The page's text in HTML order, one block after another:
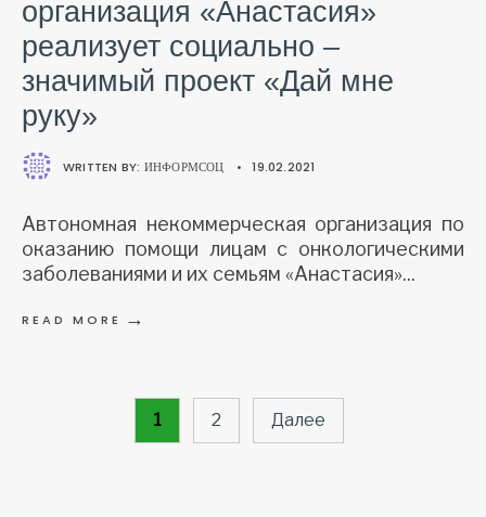
организация «Анастасия»
реализует социально –
значимый проект «Дай мне
руку»
WRITTEN BY: ИНФОРМСОЦ • 19.02.2021
Автономная некоммерческая организация по
оказанию помощи лицам с онкологическими
заболеваниями и их семьям «Анастасия»...
READ MORE →
1 2 Далее